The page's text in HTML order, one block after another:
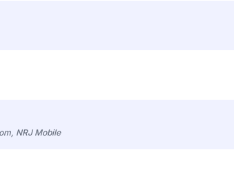
NRJ Mobile